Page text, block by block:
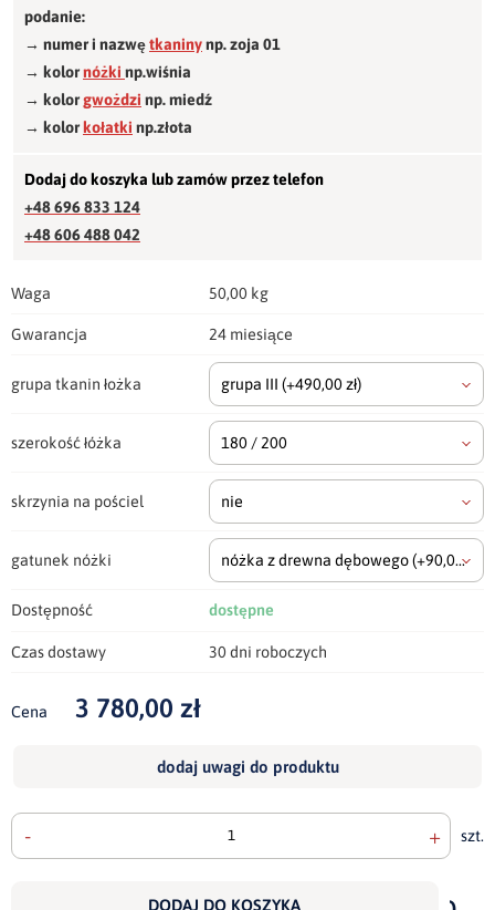
podanie:
→ numer i nazwętkaninynp. zoja 01
→ kolornóżki np.wiśnia
→ kolorgwożdzi np. miedź
→ kolorkołatki np.złota
Dodaj do koszyka lub zamów przez telefon
+48 696 833 124
+48 606 488 042
Waga 50,00 kg
Gwarancja 24 miesiące
grupa tkanin łożka grupa III (+490,00 zł)
szerokość łóżka 180 / 200
skrzynia na pościel nie
gatunek nóżki nóżka z drewna dębowego(+90,00 zł)
Dostępność dostępne
Czas dostawy 30 dni roboczych
Cena 3 780,00 zł
dodaj uwagi do produktu
- + szt.
DODAJ DO KOSZYKA